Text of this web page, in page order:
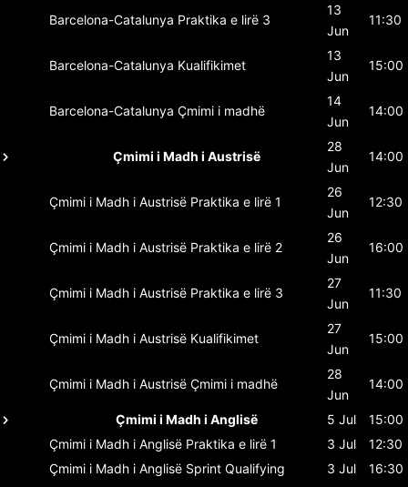
Barcelona-Catalunya Praktika e lirë 3
13
Jun
11:30
Barcelona-Catalunya Kualifikimet
13
Jun
15:00
Barcelona-Catalunya Çmimi i madhë
14
Jun
14:00
Çmimi i Madh i Austrisë
28
Jun
14:00
Çmimi i Madh i Austrisë Praktika e lirë 1
26
Jun
12:30
Çmimi i Madh i Austrisë Praktika e lirë 2
26
Jun
16:00
Çmimi i Madh i Austrisë Praktika e lirë 3
27
Jun
11:30
Çmimi i Madh i Austrisë Kualifikimet
27
Jun
15:00
Çmimi i Madh i Austrisë Çmimi i madhë
28
Jun
14:00
Çmimi i Madh i Anglisë 5 Jul
15:00
Çmimi i Madh i Anglisë Praktika e lirë 1 3 Jul
12:30
Çmimi i Madh i Anglisë Sprint Qualifying 3 Jul
16:30